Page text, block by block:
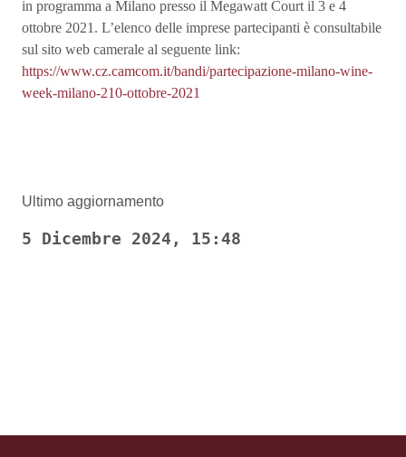
in programma a Milano presso il Megawatt Court il 3 e 4
ottobre 2021. L’elenco delle imprese partecipanti è consultabile
sul sito web camerale al seguente link:
https://www.cz.camcom.it/bandi/partecipazione-milano-wine-
week-milano-210-ottobre-2021
Ultimo aggiornamento
5 Dicembre 2024, 15:48